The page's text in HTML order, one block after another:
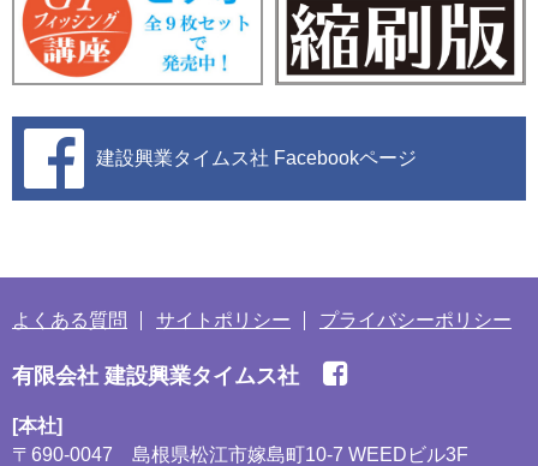
建設興業タイムス社 Facebookページ
よくある質問 サイトポリシー プライバシーポリシー
有限会社 建設興業タイムス社
[本社]
〒690-0047
島根県松江市嫁島町10-7 WEEDビル3F